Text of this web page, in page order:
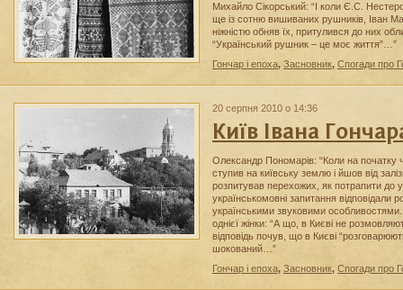
Михайло Сікорський: “І коли Є.С.
ще із сотню вишиваних рушників, Іван
ніжністю обняв їх, притулився до них
“Український рушник – це моє життя”…”
Гончар і епоха, Засновник, Спогади про
20 серпня 2010 о 14:36
Київ Івана
Олександр Пономарів: “Коли на початку
ступив на київську землю і йшов від
розпитував перехожих, як потрапити до
українськомовні запитання відповідали
українськими звуковими
однієї жінки: “А що, в Києві не
відповідь почув, що в Києві
шокований…”
Гончар і епоха, Засновник, Спогади про